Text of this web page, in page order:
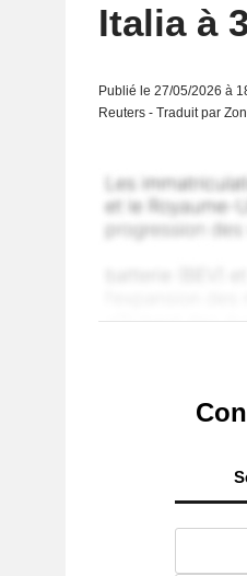
Italia à
Publié le 27/05/2026 à
Reuters - Traduit par